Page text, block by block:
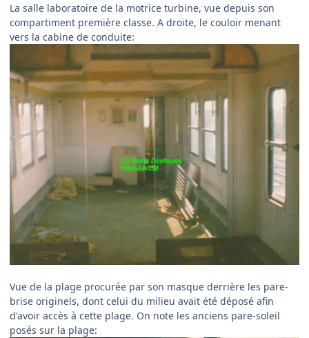
La salle laboratoire de la motrice turbine, vue depuis son
compartiment première classe. A droite, le couloir menant
vers la cabine de conduite:
Vue de la plage procurée par son masque derrière les pare-
brise originels, dont celui du milieu avait été déposé afin
d'avoir accès à cette plage. On note les anciens pare-soleil
posés sur la plage: